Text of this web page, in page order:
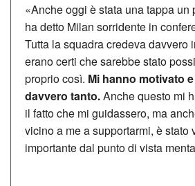
«Anche oggi è stata una tappa un
ha detto Milan sorridente in
Tutta la squadra credeva davvero
erano certi che sarebbe stato
proprio così. Mi hanno motivato
davvero tanto.Anche questo mi
il fatto che mi guidassero, ma
vicino a me a supportarmi, è stato
importante dal punto di vista